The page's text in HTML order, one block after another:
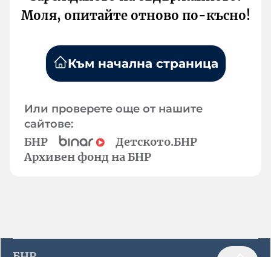
Моля, опитайте отново по-късно!
Към начална страница
Или проверете още от нашите
сайтове:
БНР
Детското.БНР
Архивен фонд на БНР